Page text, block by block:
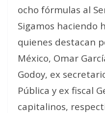
ocho fórmulas al
Sigamos haciendo
quienes destacan
México, Omar
Godoy, ex
Pública y ex fiscal
capitalinos,